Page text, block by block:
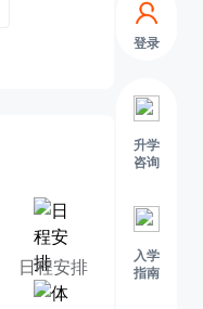
登录
升学
咨询
入学
指南
日程安排